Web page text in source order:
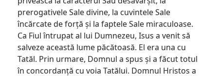
prerogativele Sale divine, la cuvintele Sale
încărcate de forță și la faptele Sale miraculoase.
Ca Fiul întrupat al lui Dumnezeu, Isus a venit să
salveze această lume păcătoasă. El era una cu
Tatăl. Prin urmare, Domnul a spus și a făcut totul
în concordanță cu voia Tatălui. Domnul Hristos a